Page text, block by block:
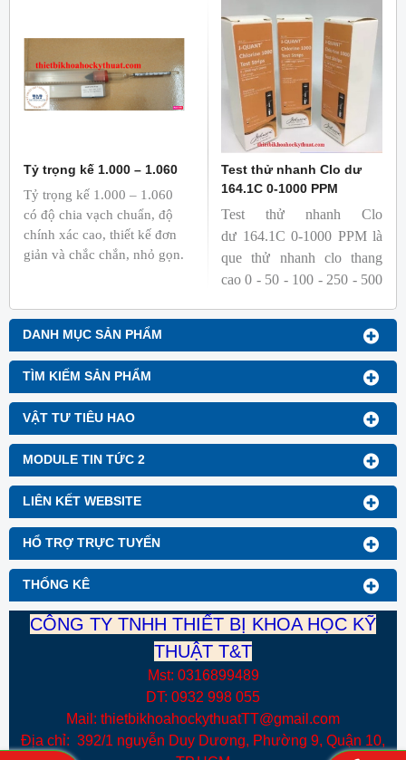
DANH MỤC SẢN PHẨM
TÌM KIẾM SẢN PHẨM
VẬT TƯ TIÊU HAO
MODULE TIN TỨC 2
LIÊN KẾT WEBSITE
HỔ TRỢ TRỰC TUYẾN
THỐNG KÊ
ppm.
đạt chuẩn môi trường.
Tỷ trọng kế 1.000 – 1.060
Tỷ trọng kế 1.000 – 1.060
có độ chia vạch chuẩn, độ
chính xác cao, thiết kế đơn
giản và chắc chắn, nhỏ gọn.
Test thử nhanh Clo dư
164.1C 0-1000 PPM
Test thử nhanh Clo
dư 164.1C 0-1000 PPM là
que thử nhanh clo thang
cao 0 - 50 - 100 - 250 - 500
test 164.1 sử dụng đơn giản
và được đóng gói nhỏ gọn
CÔNG TY TNHH THIẾT BỊ KHOA HỌC KỸ
THUẬT T&T
Mst: 0316899489
DT: 0932 998 055
Mail: thietbikhoahockythuatTT@gmail.com
Địa chỉ: 392/1 nguyễn Duy Dương, Phường 9, Quận 10,